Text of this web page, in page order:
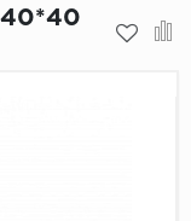
Pergo